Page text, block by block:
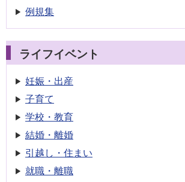
例規集
ライフイベント
妊娠・出産
子育て
学校・教育
結婚・離婚
引越し・住まい
就職・離職